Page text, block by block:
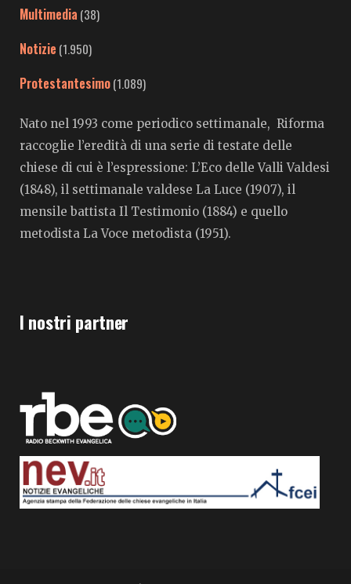
Multimedia (38)
Notizie (1.950)
Protestantesimo(1.089)
Nato nel 1993 come periodico settimanale, Riforma
raccoglie l’eredità di una serie di testate delle
chiese di cui è l’espressione: L’Eco delle Valli Valdesi
(1848), il settimanale valdese La Luce (1907), il
mensile battista Il Testimonio (1884) e quello
metodista La Voce metodista (1951).
I nostri partner